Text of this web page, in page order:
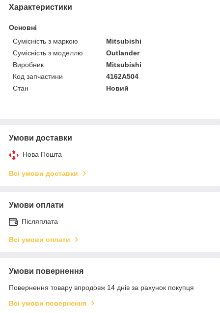
Характеристики
Основні
Сумісність з маркою
Mitsubishi
Сумісність з моделлю
Outlander
Виробник
Mitsubishi
Код запчастини
4162A504
Стан
Новий
Умови доставки
Нова Пошта
Всі умови доставки
Умови оплати
Післяплата
Всі умови оплати
Умови повернення
Повернення товару впродовж 14 днів за рахунок покупця
Всі умови повернення